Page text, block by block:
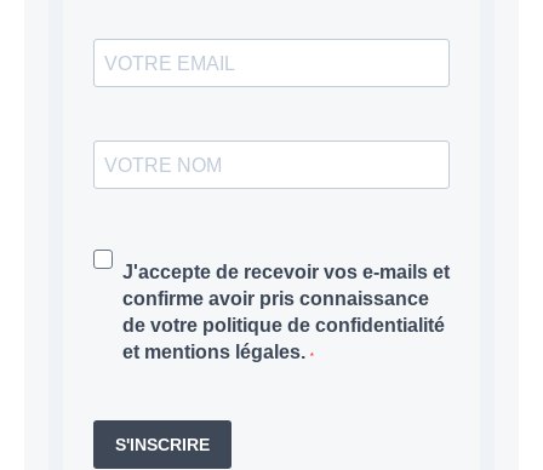
J'accepte de recevoir vos e-mails et
confirme avoir pris connaissance
de votre politique de confidentialité
et mentions légales.
S'INSCRIRE